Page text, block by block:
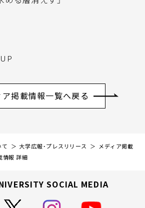
ア掲載情報一覧へ戻る
大学広報・プレスリリース
メディア掲載
情報 詳細
SOCIAL MEDIA